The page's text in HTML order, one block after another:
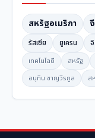
สหรัฐอเมริกา
รัสเซีย
ยูเครน
เทคโนโลยี
สหรัฐ
อนุทิน ชาญวีรกูล
ส